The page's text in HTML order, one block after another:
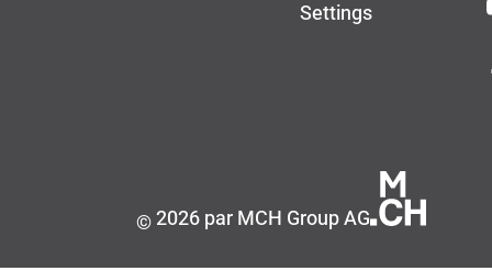
Settings
©2026 par MCH Group AG